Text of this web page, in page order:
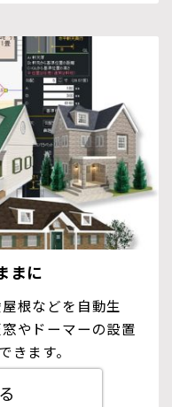
まに
根などを自動生
やドーマーの設置
ます。